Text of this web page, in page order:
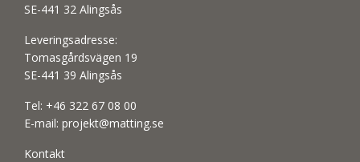
SE-441 32 Alingsås
Leveringsadresse:
Tomasgårdsvägen 19
SE-441 39 Alingsås
Tel: +46 322 67 08 00
E-mail: projekt@matting.se
Kontakt